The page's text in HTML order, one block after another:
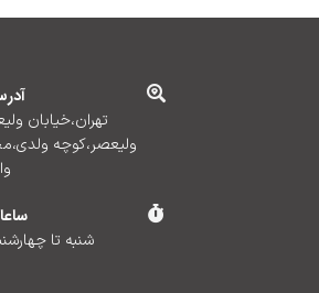
تهران،خیابان
شنبه تا چهارشنبه